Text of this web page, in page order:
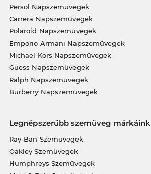
Persol Napszemüvegek
Carrera Napszemüvegek
Polaroid Napszemüvegek
Emporio Armani Napszemüvegek
Michael Kors Napszemüvegek
Guess Napszemüvegek
Ralph Napszemüvegek
Burberry Napszemüvegek
Legnépszerűbb szemüveg márkáink
Ray-Ban Szemüvegek
Oakley Szemüvegek
Humphreys Szemüvegek